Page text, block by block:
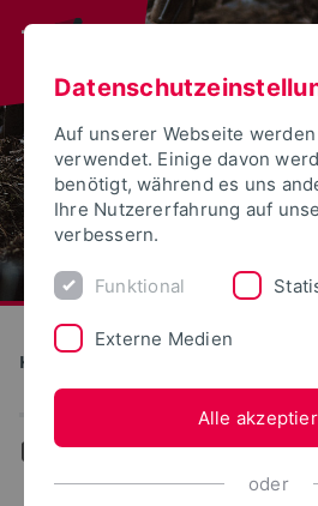
Klimawald
... News
Auf unserer Webseite
verwendet. Einige davon
benötigt, während es uns
Ihre Nutzererfahrung auf
verbessern.
Funktional
Externe Medien
Alle
oder